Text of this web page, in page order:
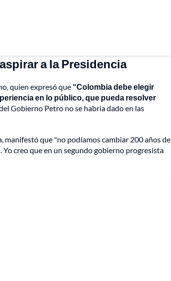
a la Presidencia
quien expresó que “Colombia debe elegir
en lo público, que pueda resolver
Gobierno Petro no se habría dado en las
manifestó que "no podíamos cambiar 200 años de
creo que en un segundo gobierno progresista